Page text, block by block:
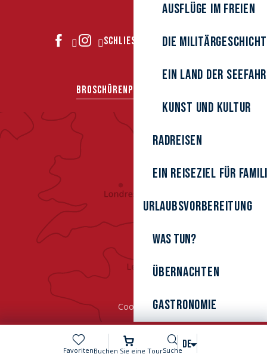
Voir les favoris
FavoritenBuchen Sie eine Tour
Suche
Suche DE
Ausflüge im Freien
Die
Ein Land der
Kunst und Kultur
Radreisen
Ein Reiseziel für
Urlaubsvorbereitung
Was tun?
Übernachten
Gastronomie
SCHLIESSEN SIE SICH UNS AN
BROSCHÜREN PRESSEBEREICH
Cookies